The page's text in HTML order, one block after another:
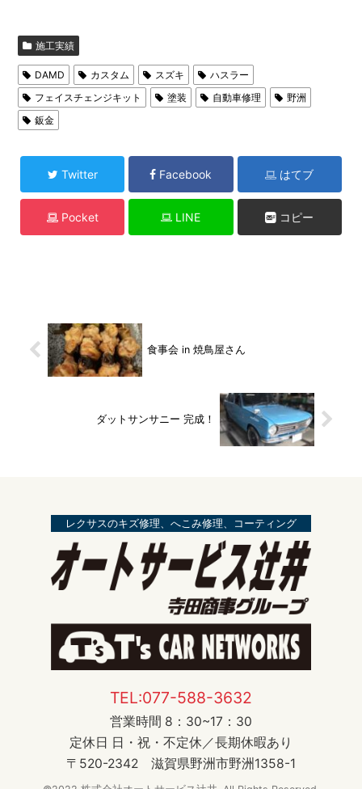
施工実績
DAMD カスタム スズキ
ハスラー
フェイスチェンジキット
塗装 自動車修理
野洲
鈑金
Twitter Facebook はてブ
Pocket LINE コピー
食事会 in 焼鳥屋さん
ダットサンサニー 完成！
レクサスのキズ修理、へこみ修理、コーティング
TEL:077-588-3632
営業時間 8：30~17：30
定休日 日・祝・不定休／長期休暇あり
〒520-2342 滋賀県野洲市野洲1358-1